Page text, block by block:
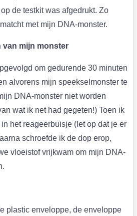
de testkit was afgedrukt. Zo
met mijn DNA-monster.
van mijn monster
om gedurende 30 minuten
alvorens mijn speekselmonster te
DNA-monster niet worden
wat ik net had gegeten!) Toen ik
het reageerbuisje (let op dat je er
schroefde ik de dop erop,
vloeistof vrijkwam om mijn DNA-
plastic enveloppe, de enveloppe